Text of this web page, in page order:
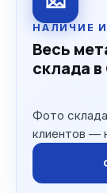
НАЛИЧИЕ
Весь
склада
Фото
клиентов —